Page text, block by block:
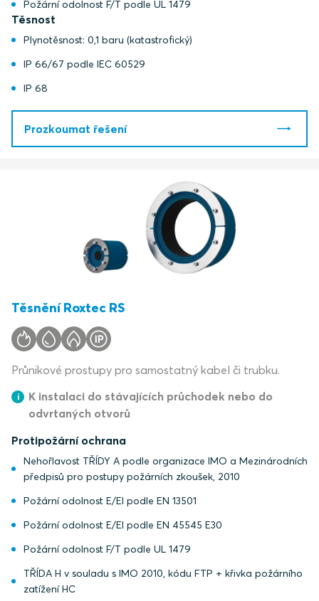
Požární odolnost F/T podle UL 1479
Těsnost
Plynotěsnost: 0,1 baru (katastrofický)
IP 66/67 podle IEC 60529
IP 68
Prozkoumat řešení
Těsnění Roxtec RS
Průnikové prostupy pro samostatný kabel či trubku.
K instalaci do stávajících průchodek nebo do
odvrtaných otvorů
Protipožární ochrana
Nehořlavost TŘÍDY A podle organizace IMO a Mezinárodních
předpisů pro postupy požárních zkoušek, 2010
Požární odolnost E/EI podle EN 13501
Požární odolnost E/EI podle EN 45545 E30
Požární odolnost F/T podle UL 1479
TŘÍDA H v souladu s IMO 2010, kódu FTP + křivka požárního
zatížení HC